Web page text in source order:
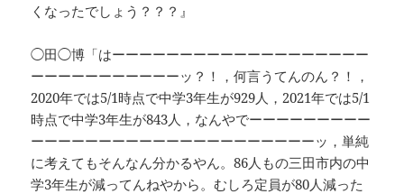
くなったでしょう？？？』
◯田◯博「はーーーーーーーーーーーーーーーーーーー
ーーーーーーーーーーーッ？！，何言うてんのん？！，
2020年では5/1時点で中学3年生が929人，2021年では5/1
時点で中学3年生が843人，なんやでーーーーーーーーー
ーーーーーーーーーーーーーーーーーーーーーッ，単純
に考えてもそんなん分かるやん。86人もの三田市内の中
学3年生が減ってんねやから。むしろ定員が80人減った